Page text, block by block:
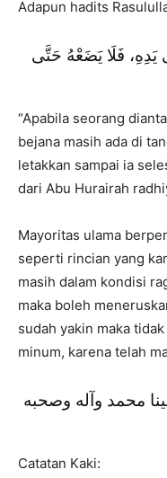
Adapun hadits
يَدِهِ، فَلَا يَضَعْهُ حَتَّى
“Apabila seorang
bejana masih ada di
letakkan sampai ia
dari Abu Hurairah
Mayoritas ulama
seperti rincian yang
masih dalam kondisi
maka boleh
sudah yakin maka
minum, karena telah
محمد وآله وصحبه
Catatan Kaki: